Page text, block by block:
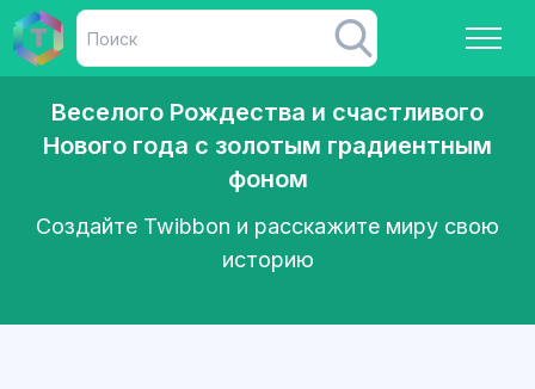
Веселого Рождества и счастливого
Нового года с золотым градиентным
фоном
Создайте Twibbon и расскажите миру свою
историю